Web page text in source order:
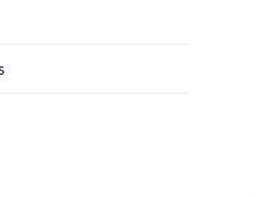
con la suela
(aplica solo bajo el